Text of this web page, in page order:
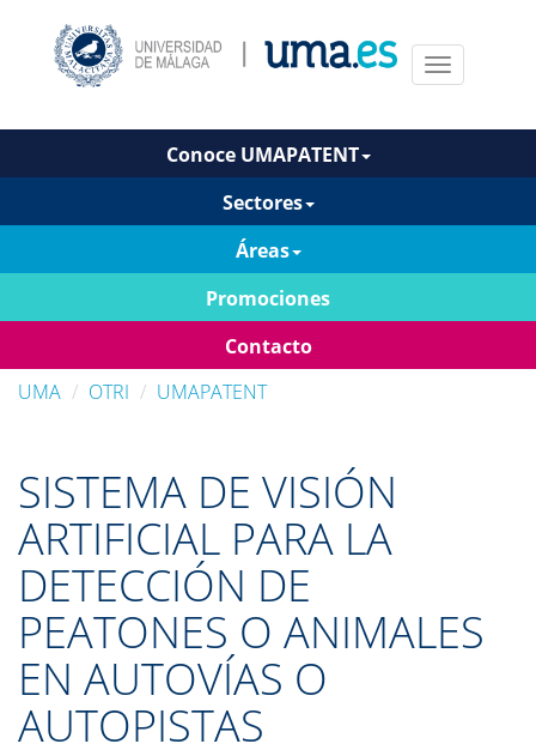
Menu
Conoce UMAPATENT
Sectores
Áreas
Promociones
Contacto
UMA
OTRI UMAPATENT
SISTEMA DE VISIÓN
ARTIFICIAL PARA LA
DETECCIÓN DE
PEATONES O ANIMALES
EN AUTOVÍAS O
AUTOPISTAS